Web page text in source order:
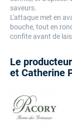
saveurs.
L'attaque met en
bouche, tout en
confite avant de
Le
et Catherine